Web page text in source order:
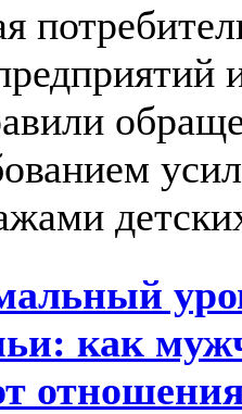
как
отношения